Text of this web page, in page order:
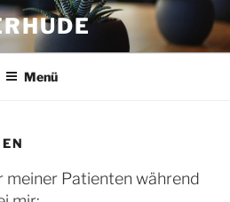
Menü
meiner Patienten während